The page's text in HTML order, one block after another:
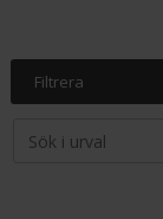
Filtrera